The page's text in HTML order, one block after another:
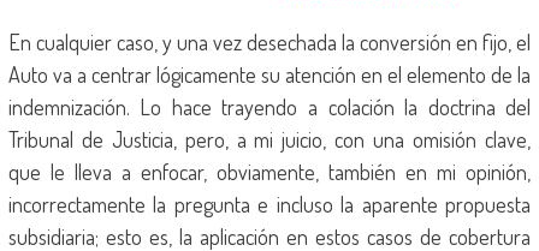
En cualquier caso, y una vez desechada la conversión en fijo, el
Auto va a centrar lógicamente su atención en el elemento de la
indemnización. Lo hace trayendo a colación la doctrina del
Tribunal de Justicia, pero, a mi juicio, con una omisión clave,
que le lleva a enfocar, obviamente, también en mi opinión,
incorrectamente la pregunta e incluso la aparente propuesta
subsidiaria; esto es, la aplicación en estos casos de cobertura